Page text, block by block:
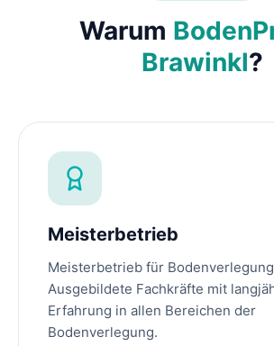
Warum
Brawinkl?
Meisterbetrieb
Meisterbetrieb für
Ausgebildete Fachkräfte mit
Erfahrung in allen Bereichen der
Bodenverlegung.